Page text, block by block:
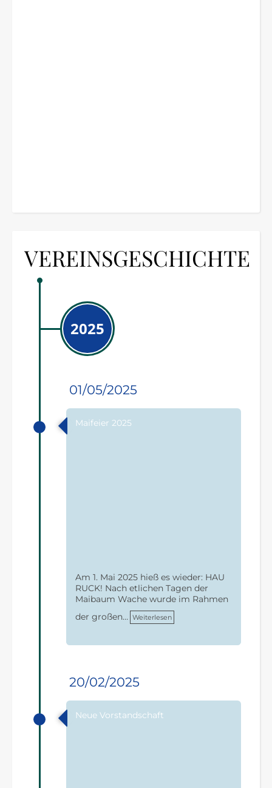
VEREINSGESCHICHTE
2025
01/05/2025
Maifeier 2025
Am 1. Mai 2025 hieß es wieder: HAU
RUCK! Nach etlichen Tagen der
Maibaum Wache wurde im Rahmen
der großen… Weiterlesen
20/02/2025
Neue Vorstandschaft